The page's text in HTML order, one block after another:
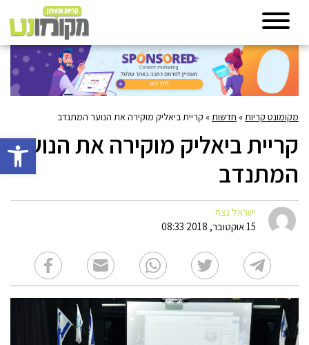
פתח
מקומונט קריות » חדשות » קריית ביאליק מוקירה את הנוער המתנדב
קריית ביאליק מוקירה את הנוער
המתנדב
ישראל נצח
15 אוקטובר, 2018 08:33